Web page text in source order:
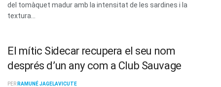
del tomàquet madur amb la intensitat de les sardines i la
textura...
El mític Sidecar recupera el seu nom
després d’un any com a Club Sauvage
PER RAMUNÉ JAGELAVICUTE